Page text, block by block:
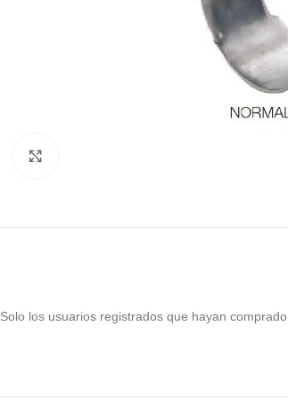
Solo los usuarios registrados que hayan